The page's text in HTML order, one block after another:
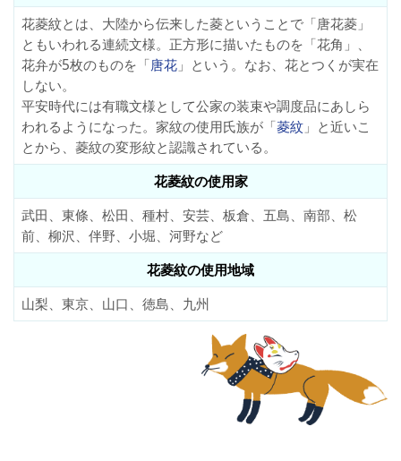
花菱紋とは、大陸から伝来した菱ということで「唐花菱」
ともいわれる連続文様。正方形に描いたものを「花角 」、
花弁が5枚のものを「唐花」という。なお、花とつくが実在
しない。
平安時代には有職文様として公家の装束や調度品にあしら
われるようになった。家紋の使用氏族が「菱紋」と近いこ
とから、菱紋の変形紋と認識されている。
花菱紋の使用家
武田、東條、松田、種村、安芸、板倉、五島、南部、松
前、柳沢、伴野、小堀、河野など
花菱紋の使用地域
山梨、東京、山口、徳島、九州